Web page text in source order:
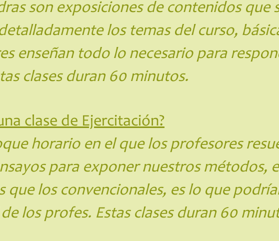
son exposiciones de contenidos que
los temas del curso,
enseñan todo lo necesario para
clases duran 60 minutos.
clase de Ejercitación?
horario en el que los profesores
para exponer nuestros métodos,
que los convencionales, es lo que
los profes. Estas clases duran 60